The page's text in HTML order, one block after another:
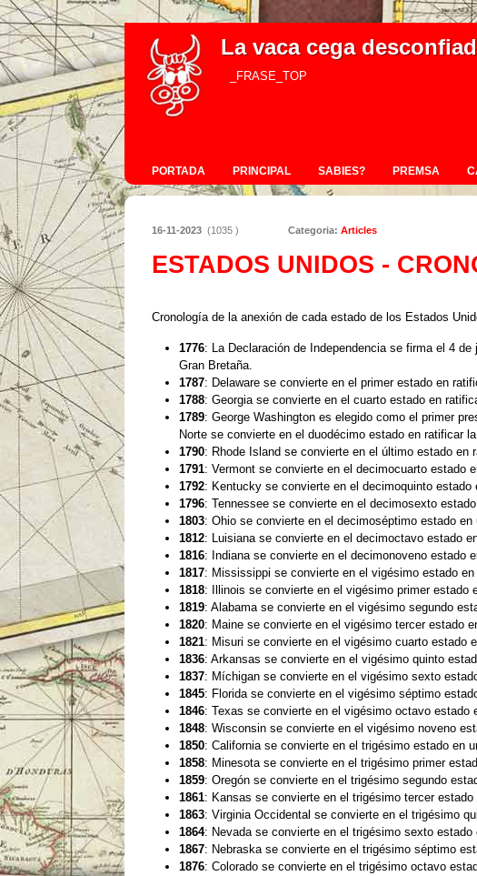
La vaca cega
_FRASE_TOP
PORTADA PRINCIPAL SABIES? PREMSA
16-11-2023 (1035 ) Categoria: Articles
ESTADOS UNIDOS -
Cronología de la anexión de cada estado de los Estados
1776: La Declaración de Independencia se firma el 4
Gran Bretaña.
1787: Delaware se convierte en el primer estado en
1788: Georgia se convierte en el cuarto estado en
1789: George Washington es elegido como el primer
Norte se convierte en el duodécimo estado en ratificar
1790: Rhode Island se convierte en el último estado
1791: Vermont se convierte en el decimocuarto estado
1792: Kentucky se convierte en el decimoquinto estado
1796: Tennessee se convierte en el decimosexto
1803: Ohio se convierte en el decimoséptimo estado en
1812: Luisiana se convierte en el decimoctavo estado
1816: Indiana se convierte en el decimonoveno estado
1817: Mississippi se convierte en el vigésimo estado en
1818: Illinois se convierte en el vigésimo primer estado
1819: Alabama se convierte en el vigésimo segundo
1820: Maine se convierte en el vigésimo tercer estado
1821: Misuri se convierte en el vigésimo cuarto estado
1836: Arkansas se convierte en el vigésimo quinto
1837: Míchigan se convierte en el vigésimo sexto
1845: Florida se convierte en el vigésimo séptimo
1846: Texas se convierte en el vigésimo octavo estado
1848: Wisconsin se convierte en el vigésimo noveno
1850: California se convierte en el trigésimo estado en
1858: Minesota se convierte en el trigésimo primer
1859: Oregón se convierte en el trigésimo segundo
1861: Kansas se convierte en el trigésimo tercer estado
1863: Virginia Occidental se convierte en el trigésimo
1864: Nevada se convierte en el trigésimo sexto estado
1867: Nebraska se convierte en el trigésimo séptimo
1876: Colorado se convierte en el trigésimo octavo